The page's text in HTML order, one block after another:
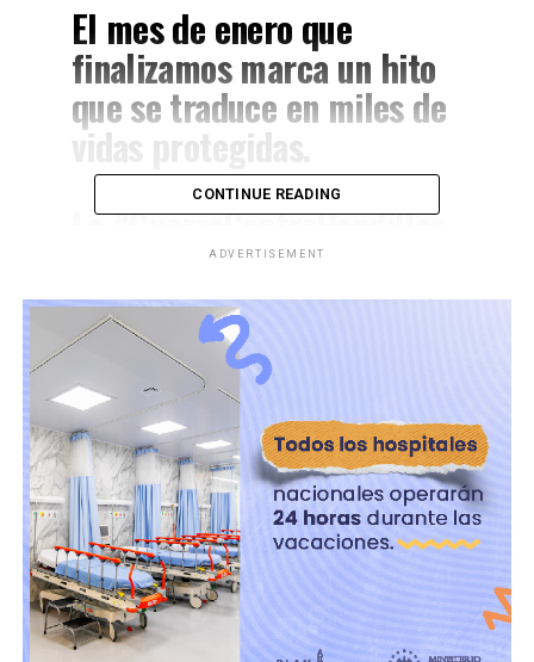
El mes de enero que
finalizamos marca un hito
que se traduce en miles de
vidas protegidas.
La#GuerraContraPandillas
continúa cumpliendo el
objetivo de eliminar a las
estructuras terroristas que
en el pasado causaron luto
en las familias
salvadoreñas.
pic.twitter.com/3xWh0ZWM
vs— Casa Presidencial
(@PresidenciaSV)
February 1, 2023
CONTINUE READING
ADVERTISEMENT